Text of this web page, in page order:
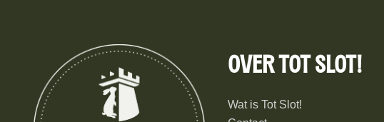
Over Tot Slot!
Wat is Tot Slot!